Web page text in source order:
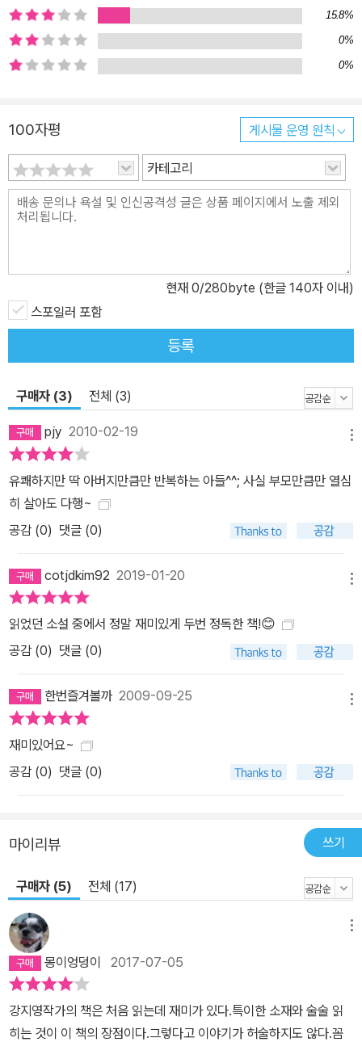
강지영의 첫 장편소설 《신문물검역소》는 그동안 작가가 모아온 공력
을 한꺼번에 쏟아 부은 소설로 한국 대중문학에 단비와 같은 작가가
나타났음을 당당히 선언하고 있다. 한국적 상상력과 인물이 살아 숨
《신문물검역소》는 근엄하고 자아도취적인 소설에 식상해진 한국 독
한 서역만리 신문물을 둘러싼 조선시대 최고 해프닝! 조선시대 양반
가의 자제 함복배는 입신양명의 꿈을 품은 약관의 청년이다. 하지만
과거시험이 있던 날 시험장의 문이 열리기 전에 참았던 요의가 터지
관의 소장으로 부임한다. 그곳은 왜국이 보내온 정체불명의 신문물을
살펴 임금께 보고하는 곳으로, 함복배는 임금의 눈에 들어 한양으로
다시 돌아갈 날만을 꿈꾼다. 그와 함께 신문물을 살펴보는 이는 제주
에서 소문난 난봉꾼 한섭과 그치지 않는 식탐에 우둔하기 짝이 없는
에 잡혀온 서양인을 접하는데 머리가 노랗고 눈이 파란 그는 자신을
한다는 소리에 군소리 없이 감당하게 되었지만 부담만 더 커질 뿐이
다. 밸투부레라는 이름이 익숙하지 않아 그에게 화란 선비 박연이라
이름 지어주고 함께 신문물을 살펴보는데 의외로 이자가 주는 도움이
크다. 소장 함복배를 중심으로 이들이 하나씩 밝혀가는 신문물의 쓰
임은 그럴 듯하지만 언제나 조금씩 빗겨나가며 엉뚱한 웃음을 선사한
다. 함복배는 브래지어를 서양인의 관모라 여기고 자랑스럽게 쓰고
다니는가 하면, 칫솔은 치질을 다스리는 의료용구로, 콘돔은 골무로
착각해 여종의 손가락에 끼게 만든다. 박연은 그때마다 제대로 된 쓰
임새를 설명하려고 몸부림치지만 말이 제대로 통하지 않는지라 서로
간에 엉뚱한 오해만 쌓여간다. 브래지어를 설명하려고 그린 그림 때
허리를 휘젓다가 아예 상종 못할 인간으로 오해받는다. 여기에 이미
영보가 자신의 치질에 시험 삼아 사용한 칫솔로 이까지 닦고 만다. 우
여곡절 끝에 소장 복배가 연모하는 아리따운 규수 이연지가 화란어를
과 문화를 깨우쳐간다. 그러던 중 제주에 혼례를 앞둔 처녀들만 노리
금이 하사한 코끼리까지……. 그들은 조선 최고의 얼리어답터가 되어
사건의 중심으로 들어간다. 프리스타일 시대극 《신문물검역소》 새로
소》는 종래의 시대극이나 역사소설에서 보기 힘든 경쾌함과 발랄함,
무릎을 탁 치게 만드는 기발함이 돋보이는 작품이다. 과거 특정 시대
를 배경으로 쓰인 소설이라면 당연 고증이라는 굴레 때문에 상상력이
제한되기 십상이지만, 작가는 과감하게 상상력의 극한을 달려보려는
듯 조선시대의 제주와 귀화한 네덜란드인 박연을 소재 삼아 자유분방
하게 이야기를 펼친다. 마치 우리가 익히 알고 있는 소재가 소설이라
는 공간 속에서 허구와 어떤 황금비율로 뒤섞일 때 가장 절묘한 맛이
15.8%
0%
0%
100자평 게시물 운영 원칙
카테고리
현재 0/280byte (한글 140자 이내)
스포일러 포함
등록
구매자 (3) 전체 (3)
pjy 2010-02-19
유쾌하지만 딱 아버지만큼만 반복하는 아들^^; 사실 부모만큼만 열심
히 살아도 다행~
공감 (0) 댓글 (0)
cotjdkim92 2019-01-20
읽었던 소설 중에서 정말 재미있게 두번 정독한 책!😊
공감 (0) 댓글 (0)
한번즐겨볼까 2009-09-25
재미있어요~
공감 (0) 댓글 (0)
마이리뷰 쓰기
구매자 (5) 전체 (17)
몽이엉덩이 2017-07-05
강지영작가의 책은 처음 읽는데 재미가 있다.특이한 소재와 술술 읽
히는 것이 이 책의 장점이다.그렇다고 이야기가 허술하지도 않다.꼼